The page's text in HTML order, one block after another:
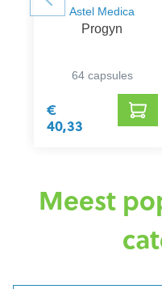
Astel Medica
Progyn
64 capsules
€
40,33
Meest